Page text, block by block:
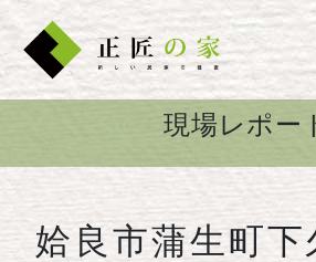
現場レポー
姶良市蒲生町下